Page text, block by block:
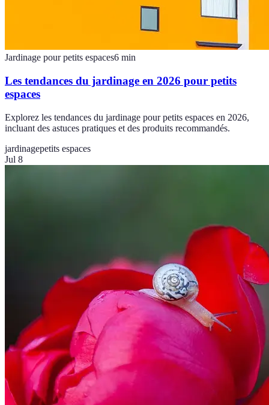
Jardinage pour petits espaces6 min
Les tendances du jardinage en 2026 pour petits
espaces
Explorez les tendances du jardinage pour petits espaces en 2026,
incluant des astuces pratiques et des produits recommandés.
jardinagepetits espaces
Jul 8